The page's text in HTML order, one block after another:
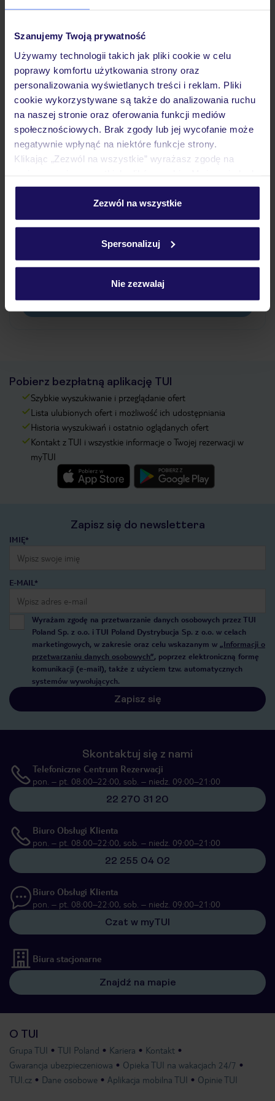
Szanujemy Twoją prywatność
Używamy technologii takich jak pliki cookie w celu
poprawy komfortu użytkowania strony oraz
personalizowania wyświetlanych treści i reklam. Pliki
cookie wykorzystywane są także do analizowania ruchu
na naszej stronie oraz oferowania funkcji mediów
społecznościowych. Brak zgody lub jej wycofanie może
negatywnie wpłynąć na niektóre funkcje strony.
Klikając „Zezwól na wszystkie” wyrażasz zgodę na
personalizować swój wybór wchodząc w zakładkę
Szczegółowe informacje o plikach cookie znajdziesz
Zezwól na wszystkie
Spersonalizuj
Nie zezwalaj
Pokoje
Wyżywienie
Atrakcje
Ważne informacje
Często zadawane pytania
Jak zmienić uczestników/osobę zgłaszającą?
pokładowe/bilety lotnicze?
Pobierz bezpłatną aplikację TUI
Szybkie wyszukiwanie i przeglądanie ofert
Lista ulubionych ofert i możliwość ich udostępniania
Historia wyszukiwań i ostatnio oglądanych ofert
Kontakt z TUI i wszystkie informacje o Twojej rezerwacji w
myTUI
Zapisz się do newslettera
IMIĘ*
E-MAIL*
Wyrażam zgodę na przetwarzanie danych osobowych przez TUI
Poland Sp. z o.o. i TUI Poland Dystrybucja Sp. z o.o. w celach
marketingowych, w zakresie oraz celu wskazanym w „Informacji o
przetwarzaniu danych osobowych”, poprzez elektroniczną formę
komunikacji (e-mail), także z użyciem tzw. automatycznych
systemów wywołujących.
Zapisz się
Skontaktuj się z nami
Telefoniczne Centrum Rezerwacji
pon. – pt. 08:00–22:00, sob. – niedz. 09:00–21:00
22 270 31 20
Biuro Obsługi Klienta
pon. – pt. 08:00–22:00, sob. – niedz. 09:00–21:00
22 255 04 02
Biuro Obsługi Klienta
pon. – pt. 08:00–22:00, sob. – niedz. 09:00–21:00
Czat w myTUI
Biura stacjonarne
Znajdź na mapie
O TUI
Grupa TUI TUI Poland Kariera
Kontakt
Gwarancja ubezpieczeniowa
Opieka TUI na wakacjach 24/7
TUI.cz
Dane osobowe Aplikacja mobilna TUI Opinie TUI